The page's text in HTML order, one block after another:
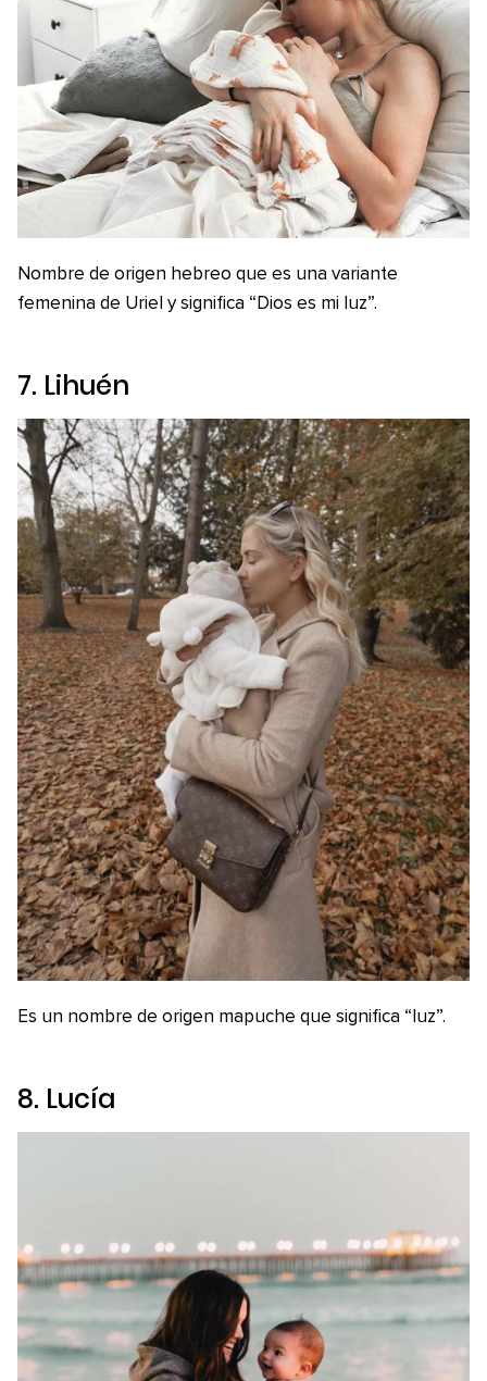
Nombre de origen hebreo que es una variante
femenina de Uriel y significa “Dios es mi luz”.
7. Lihuén
Es un nombre de origen mapuche que significa “luz”.
8. Lucía